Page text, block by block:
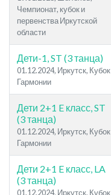
Чемпионат, кубок и
первенства Иркутской
области
Дети-1, ST (3 танца)
01.12.2024, Иркутск, Кубок
Гармонии
Дети 2+1 E класс, ST
(3 танца)
01.12.2024, Иркутск, Кубок
Гармонии
Дети 2+1 E класс, LA
(3 танца)
01.12.2024, Иркутск, Кубок